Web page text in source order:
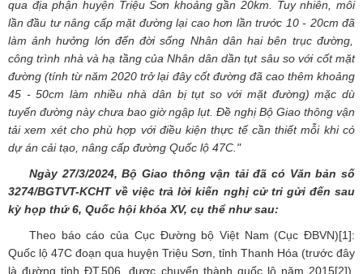
qua địa phận huyện Triệu Sơn khoảng gần 20km. Tuy nhiên, mỗi
lần đầu tư nâng cấp mặt đường lại cao hơn lần trước 10 - 20cm đã
làm ảnh hưởng lớn đến đời sống Nhân dân hai bên trục đường,
công trình nhà và hạ tầng của Nhân dân dần tụt sâu so với cốt mặt
đường (tính từ năm 2020 trở lại đây cốt đường đã cao thêm khoảng
45 - 50cm làm nhiều nhà dân bị tụt so với mặt đường) mặc dù
tuyến đường này chưa bao giờ ngập lụt. Đề nghị Bộ Giao thông vận
tải xem xét cho phù hợp với điều kiện thực tế cần thiết mỗi khi có
dự án cải tạo, nâng cấp đường Quốc lộ 47C."
Ngày27/3/2024, Bộ Giao thông vận tải đã có Văn bản số
3274/BGTVT-KCHTvề việc trả lời kiến nghị cử tri gửi đến sau
kỳ họp thứ 6, Quốc hội khóa XV, cụ thể như sau:
Theo báo cáo của Cục Đường bộ Việt Nam (Cục ĐBVN)[1]:
Quốc lộ 47C đoạn qua huyện Triệu Sơn, tỉnh Thanh Hóa (trước đây
là đường tỉnh ĐT.506, được chuyển thành quốc lộ năm 2015[2]),